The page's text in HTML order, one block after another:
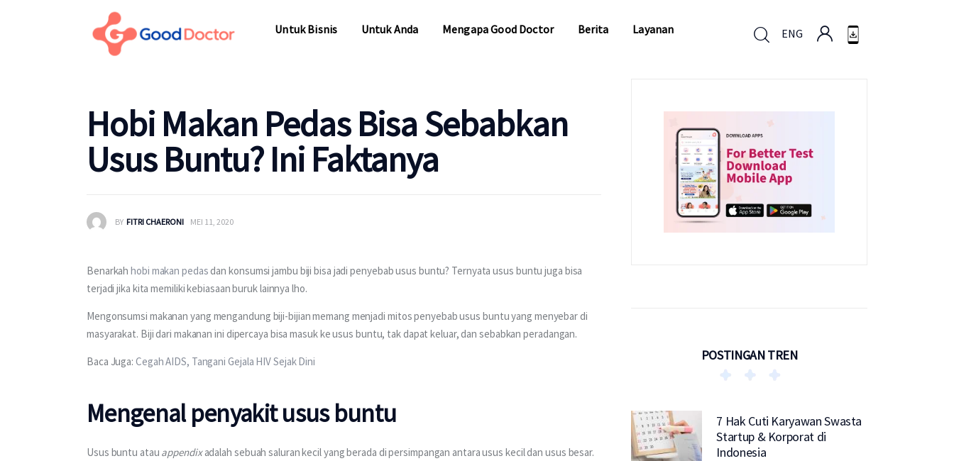
Untuk Bisnis Untuk Anda Mengapa Good Doctor Berita Layanan ENG
Untuk Bisnis
Hobi Makan Pedas Bisa Sebabkan
Usus Buntu? Ini Faktanya
BY FITRI CHAERONI MEI 11, 2020
Benarkah hobi makan pedas dan konsumsi jambu biji bisa jadi penyebab usus buntu? Ternyata usus buntu juga bisa
terjadi jika kita memiliki kebiasaan buruk lainnya lho.
Mengonsumsi makanan yang mengandung biji-bijian memang menjadi mitos penyebab usus buntu yang menyebar di
masyarakat. Biji dari makanan ini dipercaya bisa masuk ke usus buntu, tak dapat keluar, dan sebabkan peradangan.
Baca Juga: Cegah AIDS, Tangani Gejala HIV Sejak Dini
Mengenal penyakit usus buntu
Usus buntu atau appendix adalah sebuah saluran kecil yang berada di persimpangan antara usus kecil dan usus besar.
POSTINGAN TREN
7 Hak Cuti Karyawan Swasta
Startup & Korporat di
Indonesia